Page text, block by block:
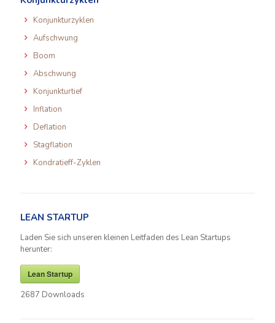
Konjunkturzyklen
Aufschwung
Boom
Abschwung
Konjunkturtief
Inflation
Deflation
Stagflation
Kondratieff-Zyklen
LEAN STARTUP
Laden Sie sich unseren kleinen Leitfaden des Lean Startups
herunter:
Lean Startup
2687 Downloads